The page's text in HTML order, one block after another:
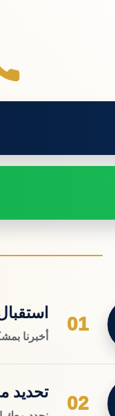
01
أخبرنا
02
تحديد